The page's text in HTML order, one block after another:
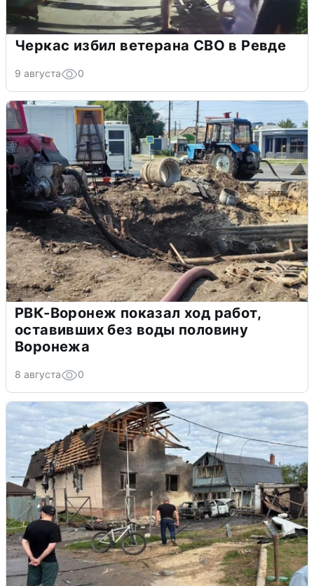
Черкас избил ветерана СВО в Ревде
9 августа 0
РВК-Воронеж показал ход работ,
оставивших без воды половину
Воронежа
8 августа 0